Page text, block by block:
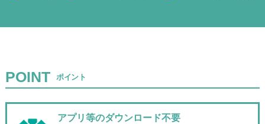
POINT ポイント
アプリ等のダウンロード不要